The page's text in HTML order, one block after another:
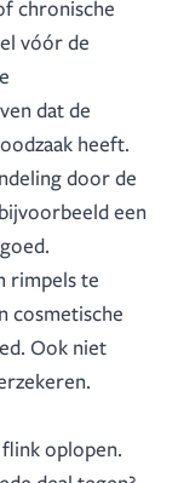
chronische
vóór de
dat de
heeft.
door de
een
rimpels te
cosmetische
Ook niet
oplopen.